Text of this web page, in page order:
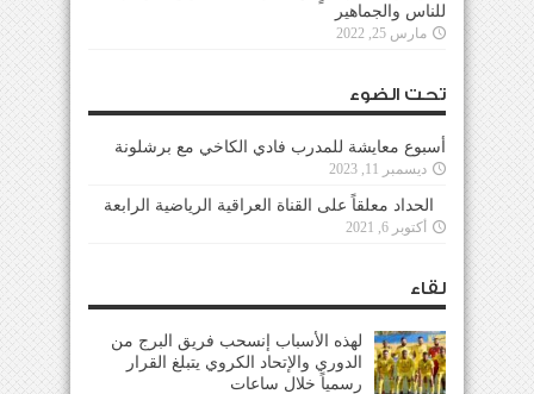
للناس والجماهير
مارس 25, 2022
تحت الضوء
أسبوع معايشة للمدرب فادي الكاخي مع برشلونة
ديسمبر 11, 2023
الحداد معلقاً على القناة العراقية الرياضية الرابعة
أكتوبر 6, 2021
لقاء
لهذه الأسباب إنسحب فريق البرج من
الدوري والإتحاد الكروي يتبلغ القرار
رسمياً خلال ساعات